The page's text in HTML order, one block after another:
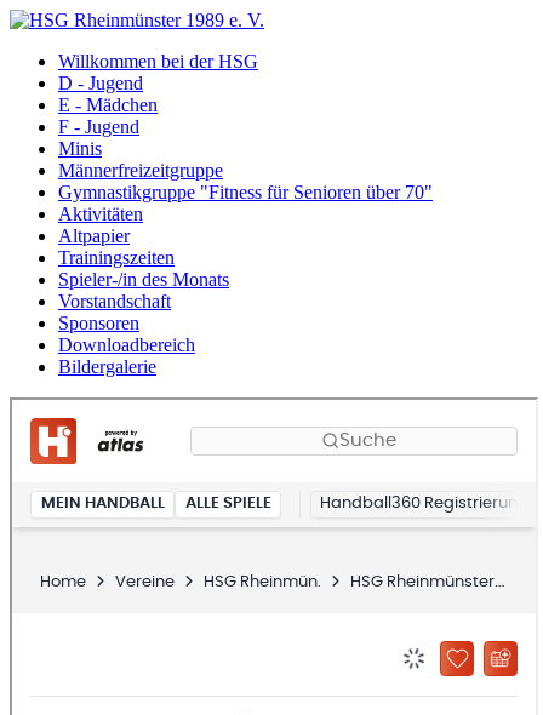
Willkommen bei der HSG
D - Jugend
E - Mädchen
F - Jugend
Minis
Männerfreizeitgruppe
Gymnastikgruppe "Fitness für Senioren über 70"
Aktivitäten
Altpapier
Trainingszeiten
Spieler-/in des Monats
Vorstandschaft
Sponsoren
Downloadbereich
Bildergalerie